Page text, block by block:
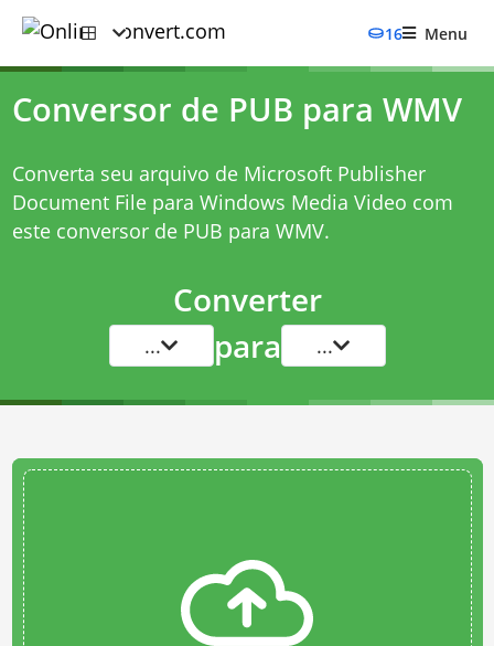
16 Menu
Conversor de PUB para WMV
Converta seu arquivo de Microsoft Publisher
Document File para Windows Media Video com
este conversor de PUB para WMV.
Converter
... para ...